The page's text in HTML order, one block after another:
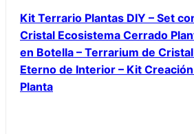
Kit Terrario Plantas DIY – Set
Cristal Ecosistema Cerrado
en Botella – Terrarium de
Eterno de Interior – Kit
Planta